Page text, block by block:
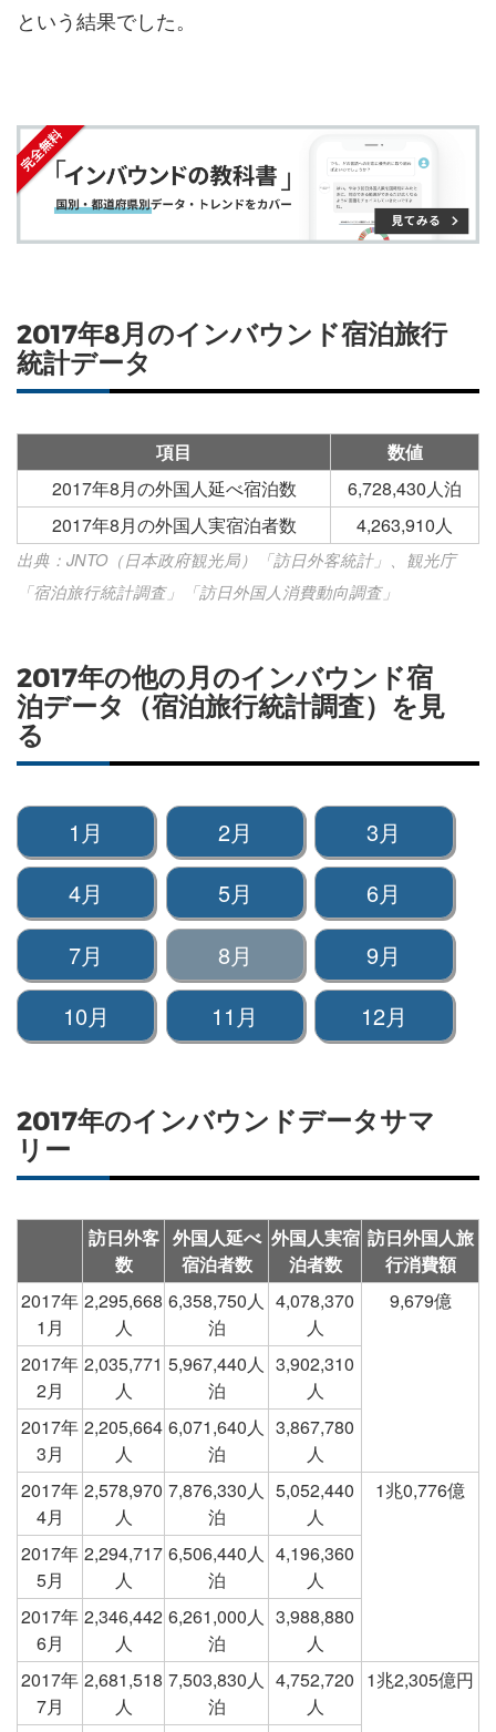
という結果でした。
2017年8月のインバウンド宿泊旅行
統計データ
項目
数値
2017年8月の外国人延べ宿泊数
6,728,430人泊
2017年8月の外国人実宿泊者数
4,263,910人
出典：JNTO（日本政府観光局）「訪日外客統計」、観光庁
「宿泊旅行統計調査」「訪日外国人消費動向調査」
2017年の他の月のインバウンド宿
泊データ（宿泊旅行統計調査）を見
る
1月 2月
3月
4月
5月
6月
7月
8月
9月
10月
11月 12月
2017年のインバウンドデータサマ
リー
訪日外客
数
外国人延べ
宿泊者数
外国人実宿
泊者数
訪日外国人旅
行消費額
2017年
1月
2,295,668
人
6,358,750人
泊
4,078,370
人
9,679億
2017年
2月
2,035,771
人
5,967,440人
泊
3,902,310
人
2017年
3月
2,205,664
人
6,071,640人
泊
3,867,780
人
2017年
4月
2,578,970
人
7,876,330人
泊
5,052,440
人
1兆0,776億
2017年
5月
2,294,717
人
6,506,440人
泊
4,196,360
人
2017年
6月
2,346,442
人
6,261,000人
泊
3,988,880
人
2017年
7月
2,681,518
人
7,503,830人
泊
4,752,720
人
1兆2,305億円